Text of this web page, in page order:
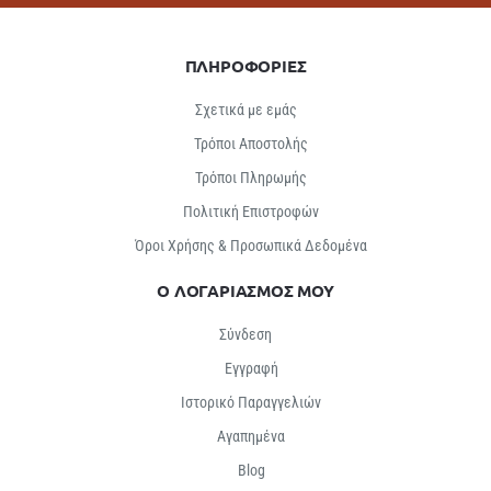
ΠΛΗΡΟΦΟΡΙΕΣ
Σχετικά με εμάς
Τρόποι Αποστολής
Τρόποι Πληρωμής
Πολιτική Επιστροφών
Όροι Χρήσης & Προσωπικά Δεδομένα
Ο ΛΟΓΑΡΙΑΣΜΟΣ ΜΟΥ
Σύνδεση
Εγγραφή
Ιστορικό Παραγγελιών
Αγαπημένα
Βlog